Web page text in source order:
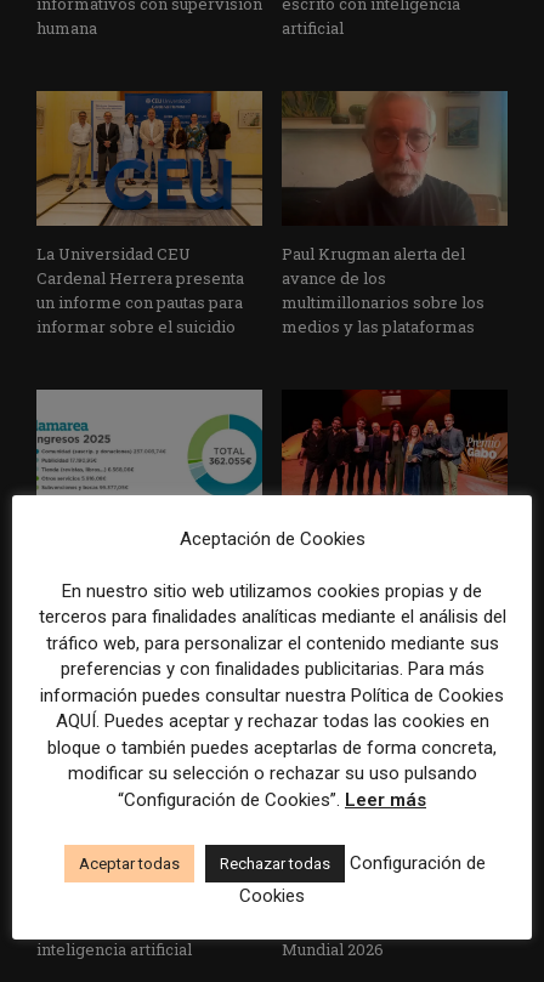
humana
artificial
La Universidad CEU
Cardenal Herrera presenta
un informe con pautas para
informar sobre el suicidio
Paul Krugman alerta del
avance de los
multimillonarios sobre los
medios y las plataformas
La Marea cierra 2025 con
cooperativa pierde 38.542
euros
Brasil, España y El Salvador
sobre el poder, la memoria y
la violencia
Radio Televisión Madrid
inteligencia artificial
ADEPA crea un premio
especial para la mejor
Mundial 2026
Aceptación de Cookies
En nuestro sitio web utilizamos cookies propias y de
terceros para finalidades analíticas mediante el análisis del
tráfico web, para personalizar el contenido mediante sus
preferencias y con finalidades publicitarias. Para más
información puedes consultar nuestra Política de Cookies
AQUÍ. Puedes aceptar y rechazar todas las cookies en
bloque o también puedes aceptarlas de forma concreta,
modificar su selección o rechazar su uso pulsando
“Configuración de Cookies”. Leer más
Aceptar todas Rechazar todas
Configuración de
Cookies